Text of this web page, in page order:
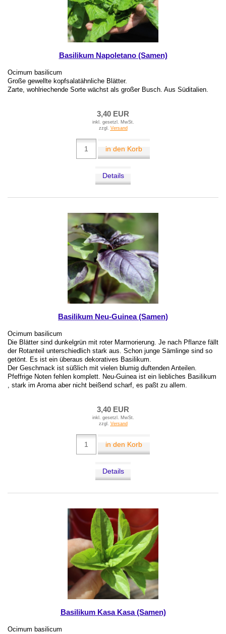
Basilikum Napoletano (Samen)
Ocimum basilicum
Große gewellte kopfsalatähnliche Blätter.
Zarte, wohlriechende Sorte wächst als großer Busch. Aus Süditalien.
3,40 EUR
inkl. gesetzl. MwSt.
zzgl. Versand
in den Korb
Details
Basilikum Neu-Guinea (Samen)
Ocimum basilicum
Die Blätter sind dunkelgrün mit roter Marmorierung. Je nach Pflanze fällt
der Rotanteil unterschiedlich stark aus. Schon junge Sämlinge sind so
getönt. Es ist ein überaus dekoratives Basilikum.
Der Geschmack ist süßlich mit vielen blumig duftenden Anteilen.
Pfeffrige Noten fehlen komplett. Neu-Guinea ist ein liebliches Basilikum
, stark im Aroma aber nicht beißend scharf, es paßt zu allem.
3,40 EUR
inkl. gesetzl. MwSt.
zzgl. Versand
in den Korb
Details
Basilikum Kasa Kasa (Samen)
Ocimum basilicum